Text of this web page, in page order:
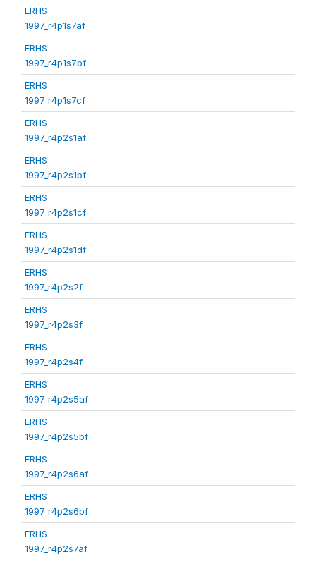
ERHS
1997_r4p1s7af
ERHS
1997_r4p1s7bf
ERHS
1997_r4p1s7cf
ERHS
1997_r4p2s1af
ERHS
1997_r4p2s1bf
ERHS
1997_r4p2s1cf
ERHS
1997_r4p2s1df
ERHS
1997_r4p2s2f
ERHS
1997_r4p2s3f
ERHS
1997_r4p2s4f
ERHS
1997_r4p2s5af
ERHS
1997_r4p2s5bf
ERHS
1997_r4p2s6af
ERHS
1997_r4p2s6bf
ERHS
1997_r4p2s7af